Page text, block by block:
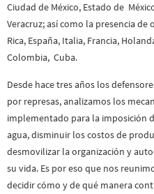
Ciudad de México, Estado de
Veracruz; así como la presencia
Rica, España, Italia, Francia,
Colombia, Cuba.
Desde hace tres años los
por represas, analizamos los
implementado para la imposición
agua, disminuir los costos de
desmovilizar la organización y
su vida. Es por eso que nos
decidir cómo y de qué manera